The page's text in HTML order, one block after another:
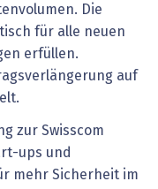
Die
für alle neuen
erfüllen.
auf
zur Swisscom
ups und
mehr Sicherheit im